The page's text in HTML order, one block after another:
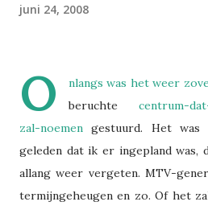
juni 24, 2008
O
nlangs was het weer
beruchte centrum-
zal-noemen gestuurd. Het
geleden dat ik er ingepland was,
allang weer vergeten. MTV-
termijngeheugen en zo. Of het